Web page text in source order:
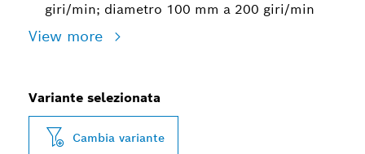
giri/min; diametro 100 mm a 200 giri/min
View more
Variante selezionata
Cambia variante